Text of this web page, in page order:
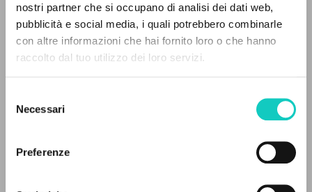
nostri partner che si occupano di analisi dei dati web,
pubblicità e social media, i quali potrebbero combinarle
con altre informazioni che hai fornito loro o che hanno
raccolto dal tuo utilizzo dei loro servizi.
delNecessari
Preferenze
1989
Páginas: 4
RESULTADOS SUCESIVOS